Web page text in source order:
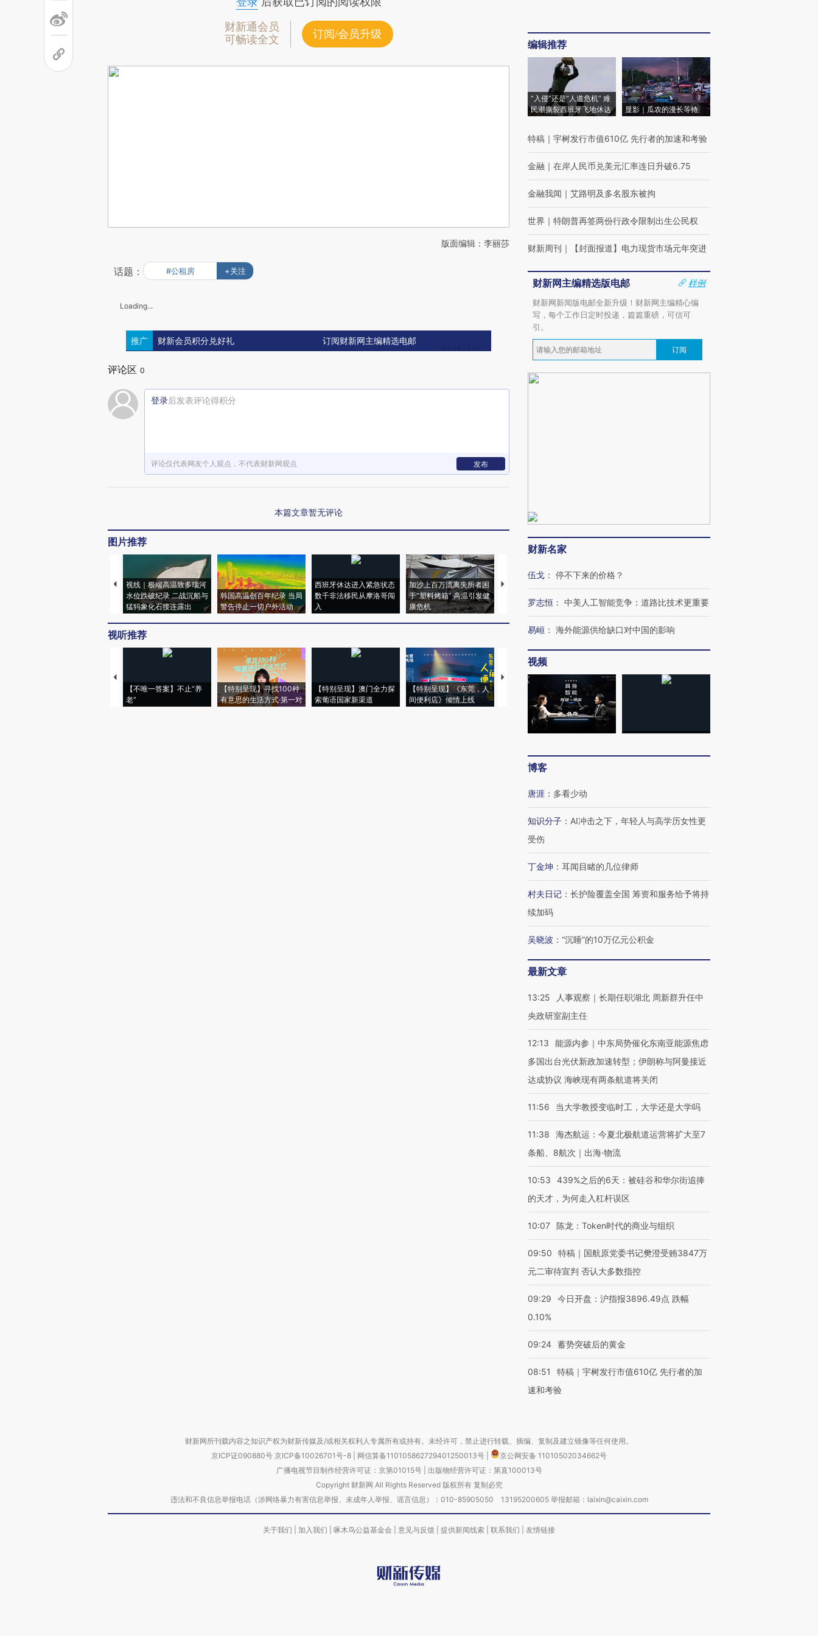
财新通会员
可畅读全文
订阅/会员升级
版面编辑：李丽莎
话题： #公租房 +关注
Loading...
推广 财新会员积分兑好礼 订阅财新网主编精选电邮
评论区 0
登录后发表评论得积分
评论仅代表网友个人观点，不代表财新网观点 发布
本篇文章暂无评论
图片推荐
视线｜极端高温致多瑙河
水位跌破纪录 二战沉船与
猛犸象化石接连露出
韩国高温创百年纪录 当局
警告停止一切户外活动
西班牙休达进入紧急状态
数千非法移民从摩洛哥闯
入
加沙上百万流离失所者困
于“塑料烤箱” 高温引发健
康危机
视线｜HYROX的吸金
心“花钱找虐”？
毒品
育部长拱下台
视听推荐
【不唯一答案】不止“养
老”
【特别呈现】寻找100种
有意思的生活方式·第一对
【特别呈现】澳门全力探
索葡语国家新渠道
【特别呈现】《东莞，人
间便利店》倾情上线
【推广】走进第四届链博
会，让数智科技“链”接产
有意思的生活方式·第三对
编辑推荐
“入侵”还是“人道危机” 难
民潮撕裂西班牙飞地休达
显影｜瓜农的漫长等待
特稿 ｜ 宇树发行市值610亿 先行者的加速和考验
金融 ｜ 在岸人民币兑美元汇率连日升破6.75
金融我闻 ｜ 艾路明及多名股东被拘
世界 ｜ 特朗普再签两份行政令限制出生公民权
财新周刊 ｜ 【封面报道】电力现货市场元年突进
财新网主编精选版电邮
样例
财新网新闻版电邮全新升级！财新网主编精心编
写，每个工作日定时投递，篇篇重磅，可信可
引。
订阅
财新名家
伍戈 ： 停不下来的价格？
罗志恒 ： 中美人工智能竞争：道路比技术更重要
易峘 ： 海外能源供给缺口对中国的影响
视频
博客
唐涯 ： 多看少动
知识分子 ： AI冲击之下，年轻人与高学历女性更
受伤
丁金坤 ： 耳闻目睹的几位律师
村夫日记 ： 长护险覆盖全国 筹资和服务给予将持
续加码
吴晓波 ： “沉睡”的10万亿元公积金
最新文章
13:25
人事观察｜长期任职湖北 周新群升任中
央政研室副主任
12:13
能源内参｜中东局势催化东南亚能源焦虑
多国出台光伏新政加速转型；伊朗称与阿曼接近
达成协议 海峡现有两条航道将关闭
11:56 当大学教授变临时工，大学还是大学吗
11:38
海杰航运：今夏北极航道运营将扩大至7
条船、8航次｜出海·物流
10:53
439%之后的6天：被硅谷和华尔街追捧
的天才，为何走入杠杆误区
10:07 陈龙：Token时代的商业与组织
09:50
特稿｜国航原党委书记樊澄受贿3847万
元二审待宣判 否认大多数指控
09:29
今日开盘：沪指报3896.49点 跌幅
0.10%
09:24 蓄势突破后的黄金
08:51
特稿｜宇树发行市值610亿 先行者的加
速和考验
财新网所刊载内容之知识产权为财新传媒及/或相关权利人专属所有或持有。未经许可，禁止进行转载、摘编、复制及建立镜像等任何使用。
京ICP证090880号 京ICP备10026701号-8 网信算备110105862729401250013号
京公网安备 11010502034662号
广播电视节目制作经营许可证：京第01015号| 出版物经营许可证：第直100013号
Copyright 财新网 All Rights Reserved 版权所有 复制必究
违法和不良信息举报电话（涉网络暴力有害信息举报、未成年人举报、谣言信息）：010-85905050 13195200605 举报邮箱：laixin@caixin.com
关于我们 加入我们 啄木鸟公益基金会 意见与反馈 提供新闻线索 联系我们 友情链接